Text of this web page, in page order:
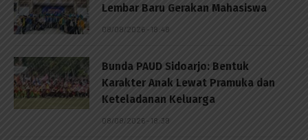
Lembar Baru Gerakan Mahasiswa
08/08/2026 - 18:48
Bunda PAUD Sidoarjo: Bentuk
Karakter Anak Lewat Pramuka dan
Keteladanan Keluarga
08/08/2026 - 18:39